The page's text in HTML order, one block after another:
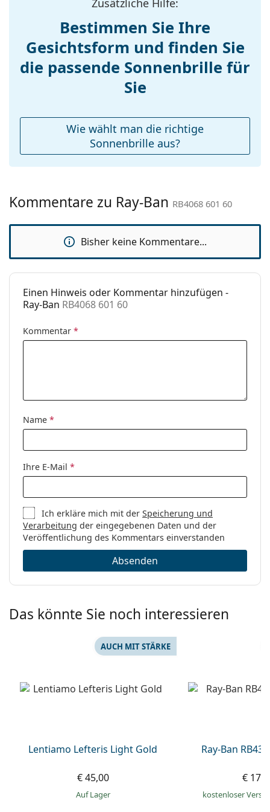
133 g
Nasenpads:
Nein
Accessories
Weiteres
Unisex
Verwendung:
Mode
Code:
RB4068 601 60
verfügbar :
Nein
Zusätzliche Hilfe:
Bestimmen Sie Ihre
Gesichtsform und finden Sie
die passende Sonnenbrille für
Sie
Wie wählt man die richtige
Sonnenbrille aus?
Kommentare zu Ray-Ban RB4068 601 60
Bisher keine Kommentare...
Einen Hinweis oder Kommentar hinzufügen -
Ray-Ban RB4068 601 60
Kommentar *
Name *
Ihre E-Mail *
Ich erkläre mich mit derSpeicherung und
Verarbeitung der eingegebenen Daten und der
Veröffentlichung des Kommentars einverstanden
Absenden
Das könnte Sie noch interessieren
Lentiamo Lefteris Light Gold
AUCH MIT STÄRKE
€ 45,00
auf Lager
Ray-Ban
€
kostenloser